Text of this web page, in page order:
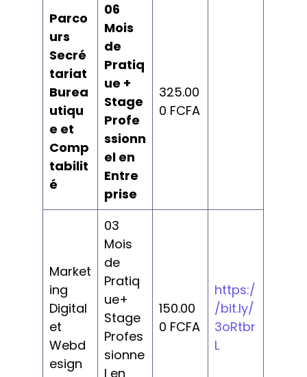
Parco
urs
Secré
tariat
Burea
utiqu
e et
Comp
tabilit
é
06
Mois
de
Pratiq
ue +
Stage
Profe
ssionn
el en
Entre
prise
325.00
0 FCFA
Market
ing
Digital
et
Webd
esign
03
Mois
de
Pratiq
ue+
Stage
Profes
sionne
l en
150.00
0 FCFA
https:/
/bit.ly/
3oRtbr
L